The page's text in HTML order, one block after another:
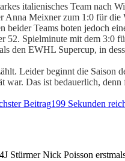
italienisches Team nach
Meixner zum 1:0 für
beider Teams boten jedoch
52. Spielminute mit dem 3:0
den EWHL Supercup, in
Leider beginnt die Saison
Das ist bedauerlich,
Beitrag199 Sekunden
Stürmer Nick Poisson